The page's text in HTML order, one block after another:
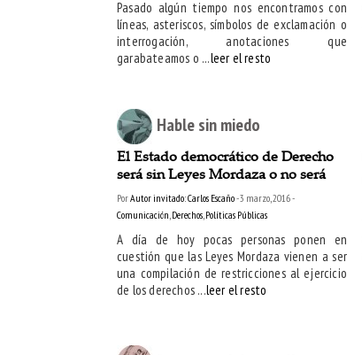
Pasado algún tiempo nos encontramos con
líneas, asteriscos, símbolos de exclamación o
interrogación, anotaciones que
garabateamos o ...leer el resto
Hable sin miedo
El Estado democrático de Derecho
será sin Leyes Mordaza o no será
PorAutor invitado: Carlos Escaño- 3 marzo, 2016 -
Comunicación,Derechos,Políticas Públicas
A día de hoy pocas personas ponen en
cuestión que las Leyes Mordaza vienen a ser
una compilación de restricciones al ejercicio
de los derechos ...leer el resto